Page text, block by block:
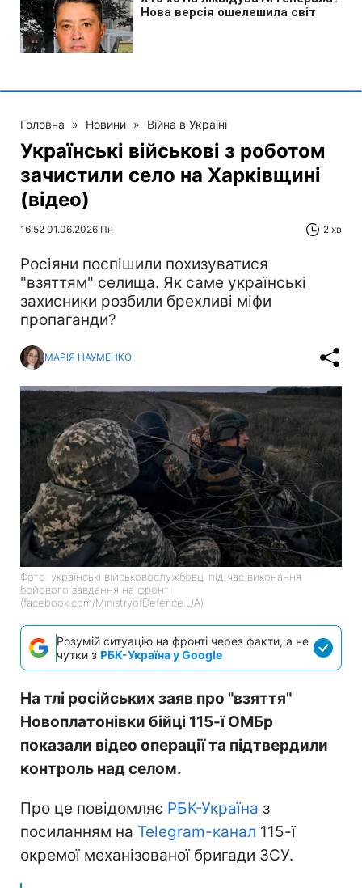
Головна » Новини » Війна в Україні
Українські військові з роботом
зачистили село на Харківщині
(відео)
16:52 01.06.2026 Пн 2 хв
Росіяни поспішили похизуватися
"взяттям" селища. Як саме українські
захисники розбили брехливі міфи
пропаганди?
МАРІЯ НАУМЕНКО
Фото: українські військовослужбовці під час виконання
бойового завдання на фронті
(facebook.com/MinistryofDefence.UA)
Розумій ситуацію на фронті через факти, а не
чутки з РБК-Україна у Google
На тлі російських заяв про "взяття"
Новоплатонівки бійці 115-ї ОМБр
показали відео операції та підтвердили
контроль над селом.
Про це повідомляє РБК-Україна з
посиланням на Telegram-канал 115-ї
окремої механізованої бригади ЗСУ.